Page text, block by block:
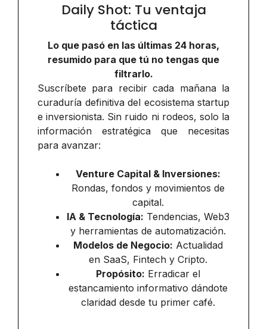
Daily Shot: Tu ventaja
táctica
Lo que pasó en las últimas 24 horas,
resumido para que tú no tengas que
filtrarlo.
Suscríbete para recibir cada mañana la
curaduría definitiva del ecosistema startup
e inversionista. Sin ruido ni rodeos, solo la
información estratégica que necesitas
para avanzar:
Venture Capital & Inversiones:
Rondas, fondos y movimientos de
capital.
IA & Tecnología: Tendencias, Web3
y herramientas de automatización.
Modelos de Negocio: Actualidad
en SaaS, Fintech y Cripto.
Propósito: Erradicar el
estancamiento informativo dándote
claridad desde tu primer café.